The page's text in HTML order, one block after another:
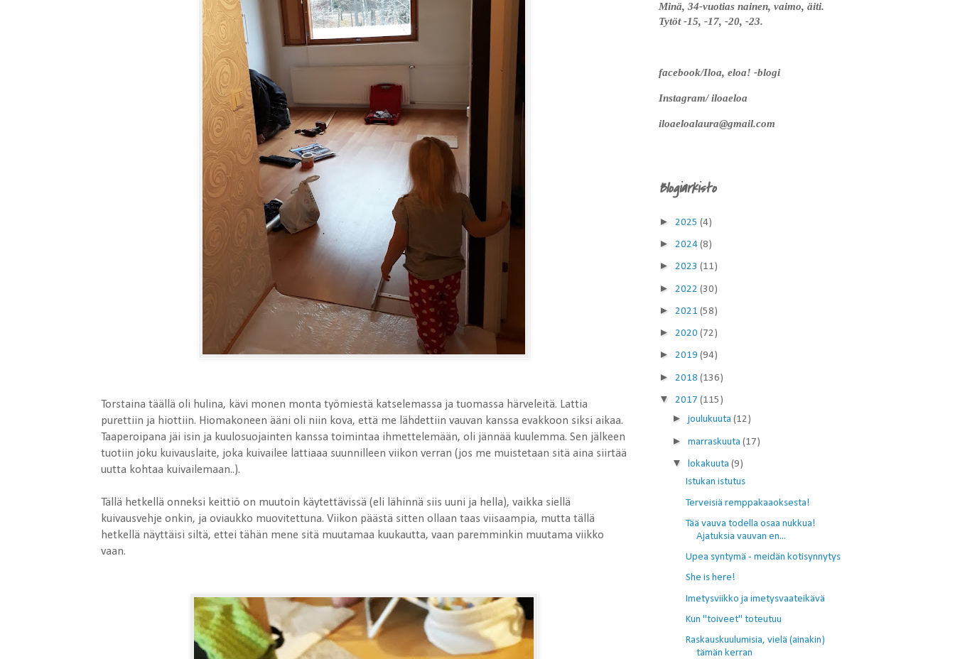
Torstaina täällä oli hulina, kävi monen monta työmiestä katselemassa ja tuomassa härveleitä. Lattia
purettiin ja hiottiin. Hiomakoneen ääni oli niin kova, että me lähdettiin vauvan kanssa evakkoon siksi aikaa.
Taaperoipana jäi isin ja kuulosuojainten kanssa toimintaa ihmettelemään, oli jännää kuulemma. Sen jälkeen
tuotiin joku kuivauslaite, joka kuivailee lattiaaa suunnilleen viikon verran (jos me muistetaan sitä aina siirtää
uutta kohtaa kuivailemaan..).
Tällä hetkellä onneksi keittiö on muutoin käytettävissä (eli lähinnä siis uuni ja hella), vaikka siellä
kuivausvehje onkin, ja oviaukko muovitettuna. Viikon päästä sitten ollaan taas viisaampia, mutta tällä
hetkellä näyttäisi siltä, ettei tähän mene sitä muutamaa kuukautta, vaan paremminkin muutama viikko
vaan.
Minä, 34-vuotias nainen, vaimo, äiti.
Tytöt -15, -17, -20, -23.
facebook/Iloa, eloa! -blogi
Instagram/ iloaeloa
iloaeloalaura@gmail.com
Blogiarkisto
► 2025 (4)
► 2024 (8)
► 2023 (11)
► 2022 (30)
► 2021 (58)
► 2020 (72)
► 2019 (94)
► 2018 (136)
▼ 2017 (115)
► joulukuuta (12)
► marraskuuta (17)
▼ lokakuuta (9)
Istukan istutus
Terveisiä remppakaaoksesta!
Tää vauva todella osaa nukkua!
Ajatuksia vauvan en...
Upea syntymä - meidän kotisynnytys
She is here!
Imetysviikko ja imetysvaateikävä
Kun "toiveet" toteutuu
Raskauskuulumisia, vielä (ainakin)
tämän kerran